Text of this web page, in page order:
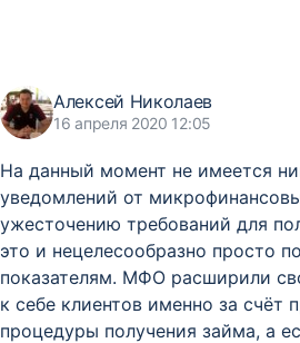
Алексей Николаев
16 апреля 2020 12:05
На данный момент не имеется
уведомлений от
ужесточению требований для
это и нецелесообразно просто
показателям. МФО расширили
к себе клиентов именно за счёт
процедуры получения займа, а